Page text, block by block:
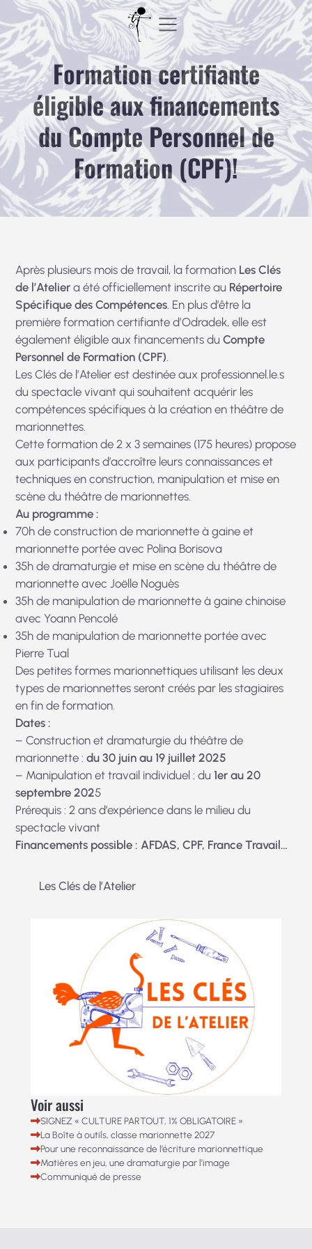
Aller
au
contenu
Formation certifiante
éligible aux financements
du Compte Personnel de
Formation (CPF)!
Après plusieurs mois de travail, la formation Les Clés
de l’Atelier a été officiellement inscrite au Répertoire
Spécifique des Compétences. En plus d’être la
première formation certifiante d’Odradek, elle est
également éligible aux financements duCompte
Personnel de Formation (CPF).
Les Clés de l’Atelier est destinée aux professionnel.le.s
du spectacle vivant qui souhaitent acquérir les
compétences spécifiques à la création enthéâtre de
marionnettes.
Cette formation de 2 x 3 semaines (175 heures) propose
aux participants d’accroître leurs connaissances et
techniques en construction, manipulation et mise en
scène du théâtre de marionnettes.
Au programme :
70h de construction de marionnette à gaine et
marionnette portée avec Polina Borisova
35h de dramaturgie et mise en scène du théâtre de
marionnette avec Joëlle Noguès
35h de manipulation de marionnette à gaine chinoise
avec Yoann Pencolé
35h de manipulation de marionnette portée avec
Pierre Tual
Des petites formes marionnettiques utilisant les deux
types de marionnettes seront créés par les stagiaires
en fin de formation.
Dates :
– Construction et dramaturgie du théâtre de
marionnette :du 30 juin au 19 juillet 2025
– Manipulation et travail individuel : du 1er au 20
septembre 2025
Prérequis : 2 ans d’expérience dans le milieu du
spectacle vivant
Financements possible : AFDAS, CPF, France Travail…
Les Clés de l’Atelier
Voir aussi
SIGNEZ « CULTURE PARTOUT, 1% OBLIGATOIRE »
La Boîte à outils, classe marionnette 2027
Pour une reconnaissance de l’écriture marionnettique
Matières en jeu, une dramaturgie par l’image
Communiqué de presse